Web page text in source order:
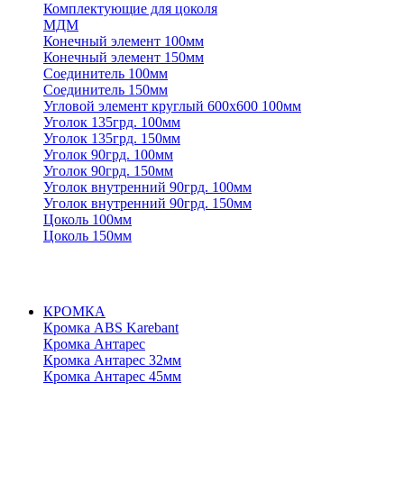
Комплектующие для цоколя
МДМ
Конечный элемент 100мм
Конечный элемент 150мм
Соединитель 100мм
Соединитель 150мм
Угловой элемент круглый 600х600 100мм
Уголок 135грд. 100мм
Уголок 135грд. 150мм
Уголок 90грд. 100мм
Уголок 90грд. 150мм
Уголок внутренний 90грд. 100мм
Уголок внутренний 90грд. 150мм
Цоколь 100мм
Цоколь 150мм
КРОМКА
Кромка ABS Karebant
Кромка Антарес
Кромка Антарес 32мм
Кромка Антарес 45мм